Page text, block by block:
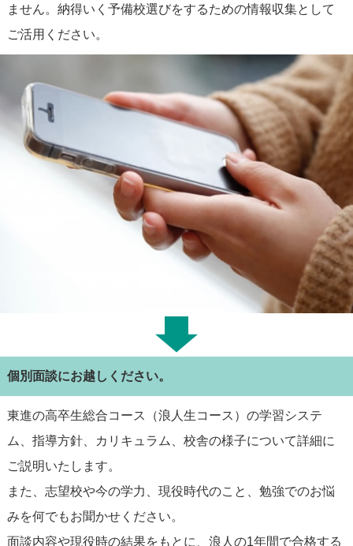
ません。納得いく予備校選びをするための情報収集として
ご活用ください。
個別面談にお越しください。
東進の高卒生総合コース（浪人生コース）の学習システ
ム、指導方針、カリキュラム、校舎の様子について詳細に
ご説明いたします。
また、志望校や今の学力、現役時代のこと、勉強でのお悩
みを何でもお聞かせください。
面談内容や現役時の結果をもとに、浪人の1年間で合格する